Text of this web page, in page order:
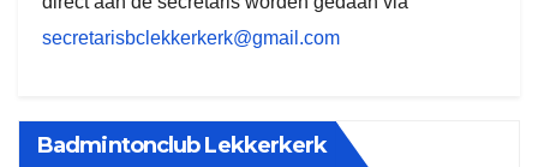
secretarisbclekkerkerk@gmail.com
Badmintonclub Lekkerkerk